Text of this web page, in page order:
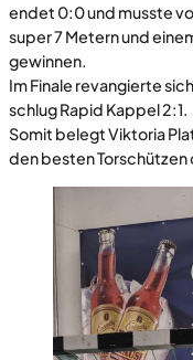
endet 0:0 und musste
super 7 Metern und
gewinnen.
Im Finale revangierte
schlug Rapid Kappel 2:1.
Somit belegt Viktoria
den besten Torschützen